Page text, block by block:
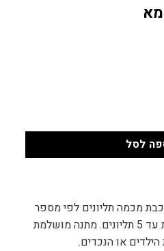
לסל
מכמה תליונים לפי מספר
הילדים. ניתן לצרף לשרשרת עד 5 תליונים. מתנה מושלמת
או הנכדים.